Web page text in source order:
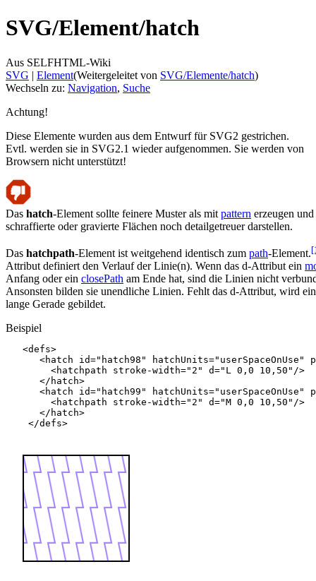
SVG/Element/hatch
Aus SELFHTML-Wiki
SVG ‎ | Element(Weitergeleitet von SVG/Elemente/hatch)
Wechseln zu: Navigation, Suche
Achtung!
Diese Elemente wurden aus dem Entwurf für SVG2 gestrichen.
Evtl. werden sie in SVG2.1 wieder aufgenommen. Sie werden von
Browsern nicht unterstützt!
Das hatch-Element sollte feinere Muster als mit pattern erzeugen und
schraffierte oder gravierte Flächen noch detailgetreuer darstellen.
Das hatchpath-Element ist weitgehend identisch zum path-Element.
Attribut definiert den Verlauf der Linie(n). Wenn das d-Attribut ein
Anfang oder ein closePath am Ende hat, sind die Linien nicht
Ansonsten bilden sie unendliche Linien. Fehlt das d-Attribut, wird
lange Gerade gebildet.
Beispiel
<defs>
<hatch
id="hatch98" hatchUnits="userSpaceOnUse"
<hatchpath
stroke-width="2" d="L 0,0 10,50" />
</hatch>
<hatch
id="hatch99" hatchUnits="userSpaceOnUse"
<hatchpath
stroke-width="2" d="M 0,0 10,50" />
</hatch>
</defs>